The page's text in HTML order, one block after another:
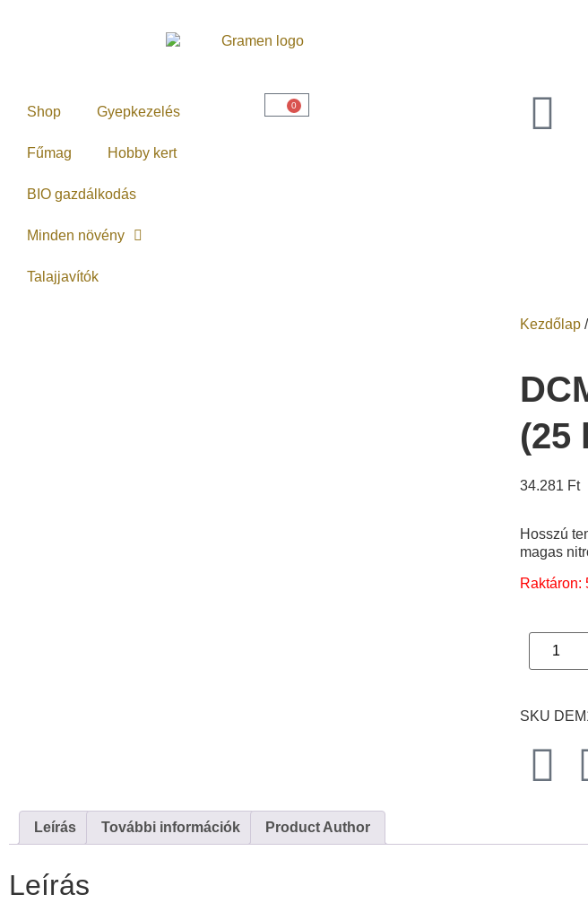
Shop Gyepkezelés
Fűmag Hobby kert
BIO gazdálkodás
Minden növény
Talajjavítók
0
Kezdőlap /
(25
34.281 Ft
Hosszú
magas
Raktáron:
SKU
Leírás További információk Product Author
Leírás